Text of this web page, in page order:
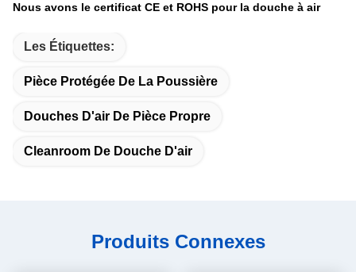
Nous avons le certificat CE et ROHS pour la douche à air
Les Étiquettes:
Pièce Protégée De La Poussière
Douches D'air De Pièce Propre
Cleanroom De Douche D'air
Produits Connexes